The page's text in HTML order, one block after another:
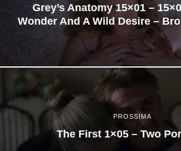
Grey’s Anatomy 15×01 –
Wonder And A Wild Desire –
PROSSIMA
The First 1×05 – Two